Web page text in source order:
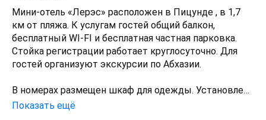
Мини-отель «Лерэс» расположен в Пицунде , в 1,7
км от пляжа. К услугам гостей общий балкон,
бесплатный WI-FI и бесплатная частная парковка.
Стойка регистрации работает круглосуточно. Для
гостей организуют экскурсии по Абхазии.
В номерах размещен шкаф для одежды. Установлен
кондиционер. В распоряжении гостей собственная
Показать ещё